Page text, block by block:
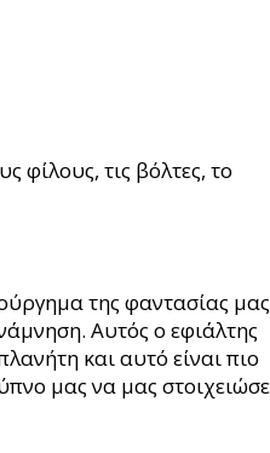
φίλους, τις βόλτες, το
της φαντασίας μας
Αυτός ο εφιάλτης
και αυτό είναι πιο
μας να μας